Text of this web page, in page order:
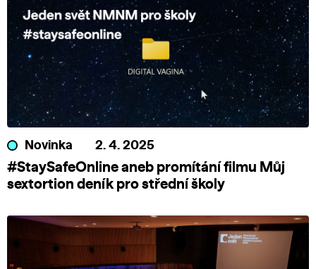
Novinka 2. 4. 2025
#StaySafeOnline aneb promítání filmu Můj
sextortion deník pro střední školy